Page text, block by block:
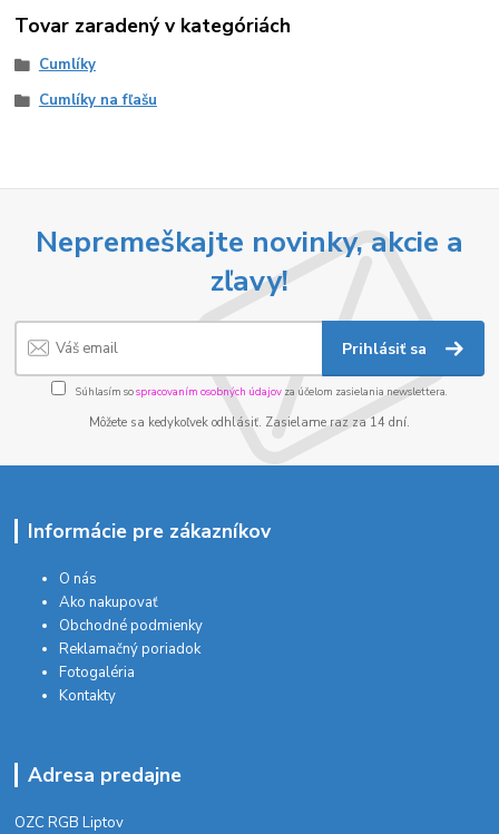
Tovar zaradený v kategóriách
Cumlíky
Cumlíky na fľašu
Nepremeškajte novinky, akcie a
zľavy!
Prihlásiť sa
Súhlasím sospracovaním osobných údajov za účelom zasielania newslettera.
Môžete sa kedykoľvek odhlásiť. Zasielame raz za 14 dní.
Informácie pre zákazníkov
O nás
Ako nakupovať
Obchodné podmienky
Reklamačný poriadok
Fotogaléria
Kontakty
Adresa predajne
OZC RGB Liptov